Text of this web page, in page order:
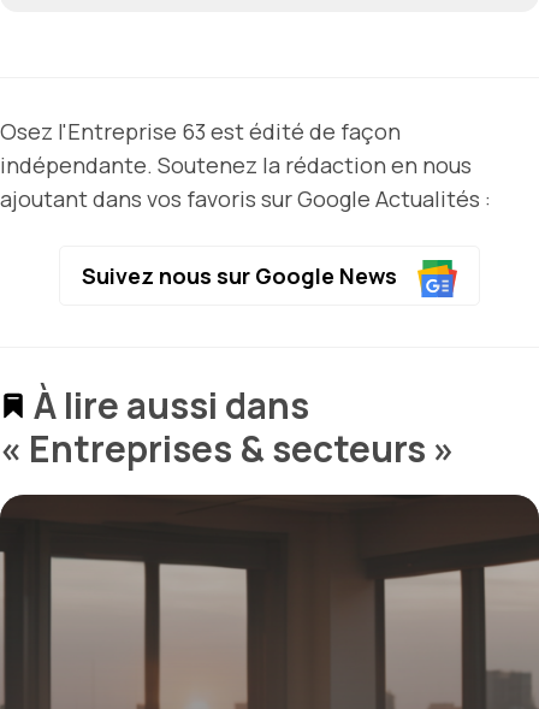
Osez l'Entreprise 63 est édité de façon
indépendante. Soutenez la rédaction en nous
ajoutant dans vos favoris sur Google Actualités :
Suivez nous sur Google News
À lire aussi dans
« Entreprises & secteurs »